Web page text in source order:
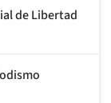
de Libertad